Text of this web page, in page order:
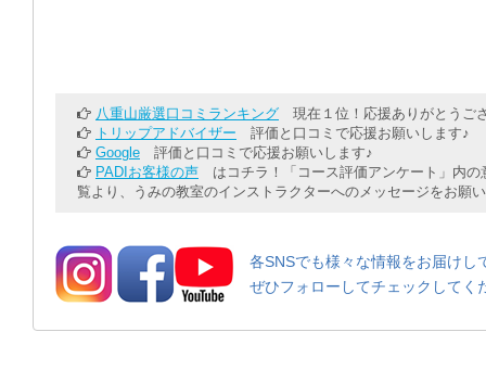
八重山厳選口コミランキング 現在１位！応援ありがとうご
トリップアドバイザー 評価と口コミで応援お願いします♪
Google 評価と口コミで応援お願いします♪
PADIお客様の声 はコチラ！「コース評価アンケート」内の
覧より、うみの教室のインストラクターへのメッセージをお願
各SNSでも様々な情報をお届けし
ぜひフォローしてチェックしてく